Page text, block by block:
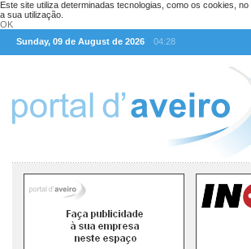
Este site utiliza determinadas tecnologias, como os cookies,
a sua utilização.
OK
Sunday, 09 de August de 2026
04:28